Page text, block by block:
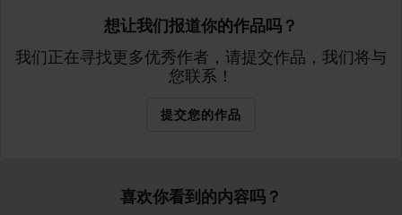
想让我们报道你的作品吗？
我们正在寻找更多优秀作者，请提交作品，我们将与
您联系！
提交您的作品
喜欢你看到的内容吗？